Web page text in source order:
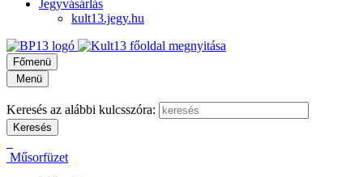
Jegyvásárlás
kult13.jegy.hu
Főmenü
Menü
Keresés az alábbi kulcsszóra:
Műsorfüzet